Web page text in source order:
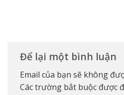
Để lại một bình luận
Email của bạn sẽ không
Các trường bắt buộc được